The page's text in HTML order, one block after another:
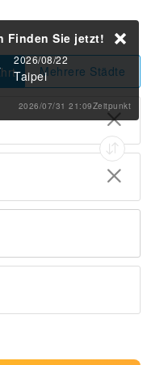
Mehrere Städte
Finden Sie jetzt!
2026/08/22
Taipei
2026/07/31 21:09Zeitpunkt